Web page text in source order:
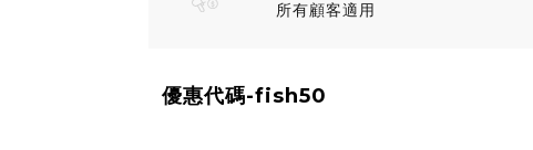
所有顧客適用
優惠代碼-fish50